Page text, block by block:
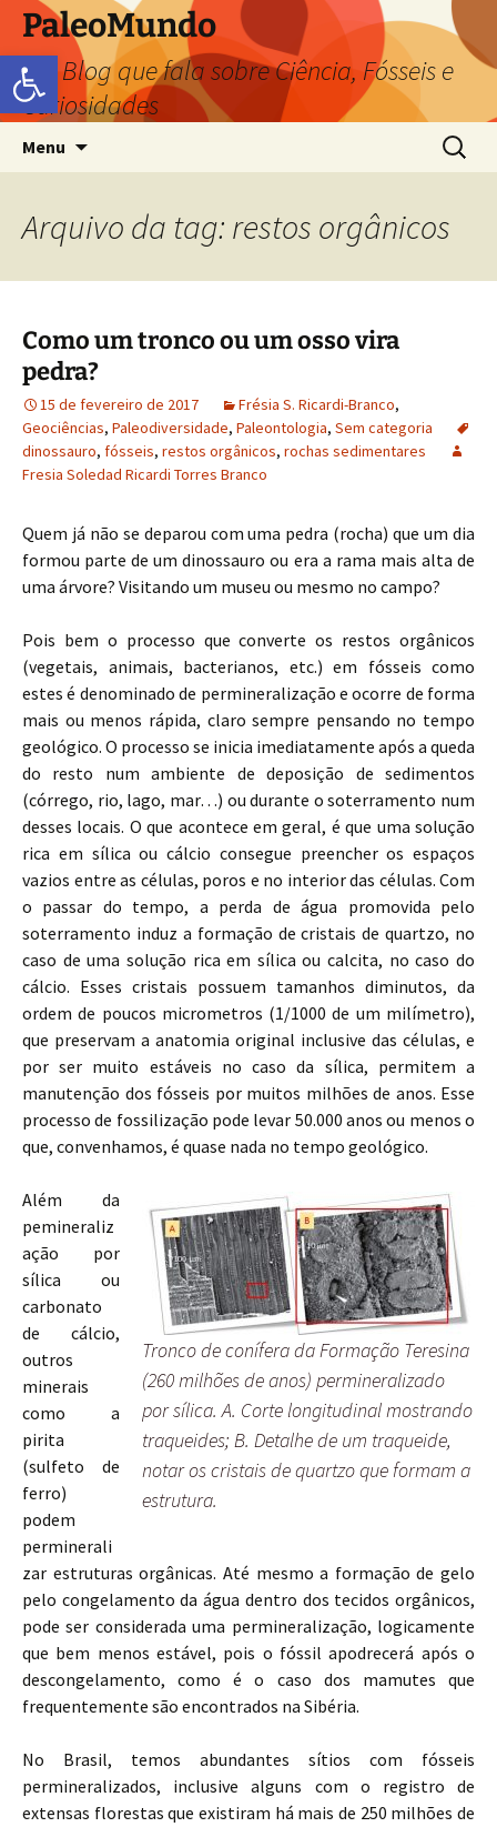
Abrir a barra de ferramentas
PaleoMundo
um Blog que fala sobre Ciência, Fósseis e
Curiosidades
Menu
Arquivo da tag: restos orgânicos
Como um tronco ou um osso vira
pedra?
15 de fevereiro de 2017 Frésia S. Ricardi-Branco,
Geociências, Paleodiversidade, Paleontologia, Sem categoria
dinossauro, fósseis, restos orgânicos, rochas sedimentares
Fresia Soledad Ricardi Torres Branco
Quem já não se deparou com uma pedra (rocha) que um dia
formou parte de um dinossauro ou era a rama mais alta de
uma árvore? Visitando um museu ou mesmo no campo?
Pois bem o processo que converte os restos orgânicos
(vegetais, animais, bacterianos, etc.) em fósseis como
estes é denominado de permineralização e ocorre de forma
mais ou menos rápida, claro sempre pensando no tempo
geológico. O processo se inicia imediatamente após a queda
do resto num ambiente de deposição de sedimentos
(córrego, rio, lago, mar…) ou durante o soterramento num
desses locais. O que acontece em geral, é que uma solução
rica em sílica ou cálcio consegue preencher os espaços
vazios entre as células, poros e no interior das células. Com
o passar do tempo, a perda de água promovida pelo
soterramento induz a formação de cristais de quartzo, no
caso de uma solução rica em sílica ou calcita, no caso do
cálcio. Esses cristais possuem tamanhos diminutos, da
ordem de poucos micrometros (1/1000 de um milímetro),
que preservam a anatomia original inclusive das células, e
por ser muito estáveis no caso da sílica, permitem a
manutenção dos fósseis por muitos milhões de anos. Esse
processo de fossilização pode levar 50.000 anos ou menos o
que, convenhamos, é quase nada no tempo geológico.
Tronco de conífera da Formação Teresina
(260 milhões de anos) permineralizado
por sílica. A. Corte longitudinal mostrando
traqueides; B. Detalhe de um traqueide,
notar os cristais de quartzo que formam a
estrutura.
Além da
pemineraliz
ação por
sílica ou
carbonato
de cálcio,
outros
minerais
como a
pirita
(sulfeto de
ferro)
podem
perminerali
zar estruturas orgânicas. Até mesmo a formação de gelo
pelo congelamento da água dentro dos tecidos orgânicos,
pode ser considerada uma permineralização, logicamente
que bem menos estável, pois o fóssil apodrecerá após o
descongelamento, como é o caso dos mamutes que
frequentemente são encontrados na Sibéria.
No Brasil, temos abundantes sítios com fósseis
permineralizados, inclusive alguns com o registro de
extensas florestas que existiram há mais de 250 milhões de